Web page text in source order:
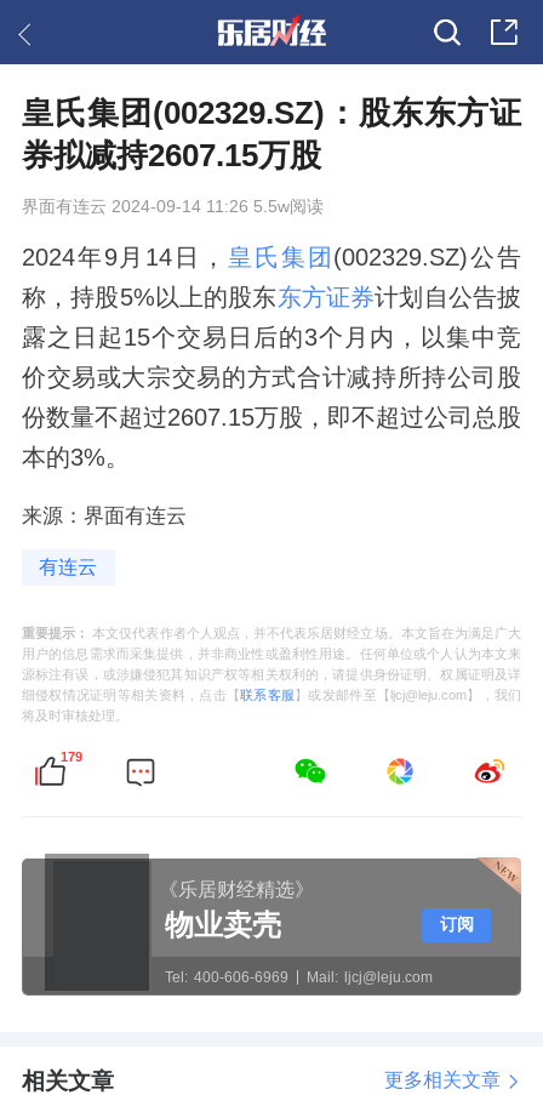
皇氏集团(002329.SZ)：股东东方证
券拟减持2607.15万股
界面有连云 2024-09-14 11:26 5.5w阅读
2024年9月14日， 皇氏集团 (002329.SZ)公告
称，持股5%以上的股东东方证券计划自公告披
露之日起15个交易日后的3个月内，以集中竞
价交易或大宗交易的方式合计减持所持公司股
份数量不超过2607.15万股，即不超过公司总股
本的3%。
来源：界面有连云
有连云
重要提示： 本文仅代表作者个人观点，并不代表乐居财经立场。本文旨在为满足广大
用户的信息需求而采集提供，并非商业性或盈利性用途。任何单位或个人认为本文来
源标注有误，或涉嫌侵犯其知识产权等相关权利的，请提供身份证明、权属证明及详
细侵权情况证明等相关资料，点击【联系客服 】或发邮件至【ljcj@leju.com】，我们
将及时审核处理。
179
《乐居财经精选》
物业卖壳
Tel: 400-606-6969 Mail: ljcj@leju.com
订阅
相关文章 更多相关文章